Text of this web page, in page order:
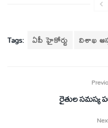
Tags: ఏపీ హైకోర్టు విశాఖ
రైతుల సమస్య